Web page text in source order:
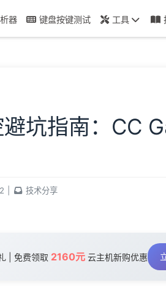
器 键盘按键测试 工具
坑指南：CC
技术分享
| 免费领取 2160元云主机新购优惠